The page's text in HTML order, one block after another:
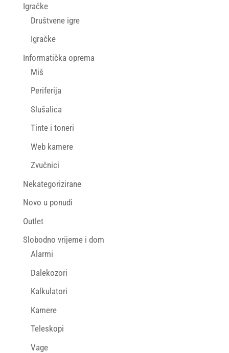
Igračke
Društvene igre
Igračke
Informatička oprema
Miš
Periferija
Slušalica
Tinte i toneri
Web kamere
Zvučnici
Nekategorizirane
Novo u ponudi
Outlet
Slobodno vrijeme i dom
Alarmi
Dalekozori
Kalkulatori
Kamere
Teleskopi
Vage